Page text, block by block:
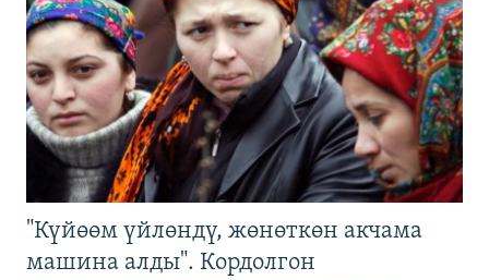
"Күйөөм үйлөндү, жөнөткөн акчама
машина алды". Кордолгон